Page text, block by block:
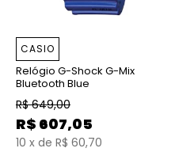
CASIO
Relógio G-Shock G-Mix
Bluetooth Blue
R$ 649,00
R$ 607,05
10 x de R$ 60,70